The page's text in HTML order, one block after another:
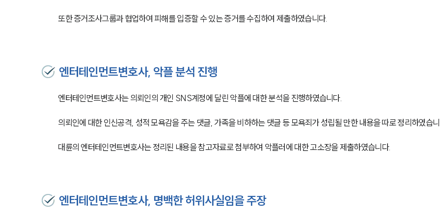
또한 증거조사그룹과 협업하여 피해를 입증할 수 있는 증거를 수집하여 제출하였습니다.
엔터테인먼트변호사, 악플 분석 진행
엔터테인먼트변호사는 의뢰인의 개인 SNS계정에 달린 악플에 대한 분석을 진행하였습니다.
의뢰인에 대한 인신공격, 성적 모욕감을 주는 댓글, 가족을 비하하는 댓글 등 모욕죄가 성립될 만한 내용을 따로 정리하였습
대륜의 엔터테인먼트변호사는 정리된 내용을 참고자료로 첨부하여 악플러에 대한 고소장을 제출하였습니다.
엔터테인먼트변호사, 명백한 허위사실임을 주장